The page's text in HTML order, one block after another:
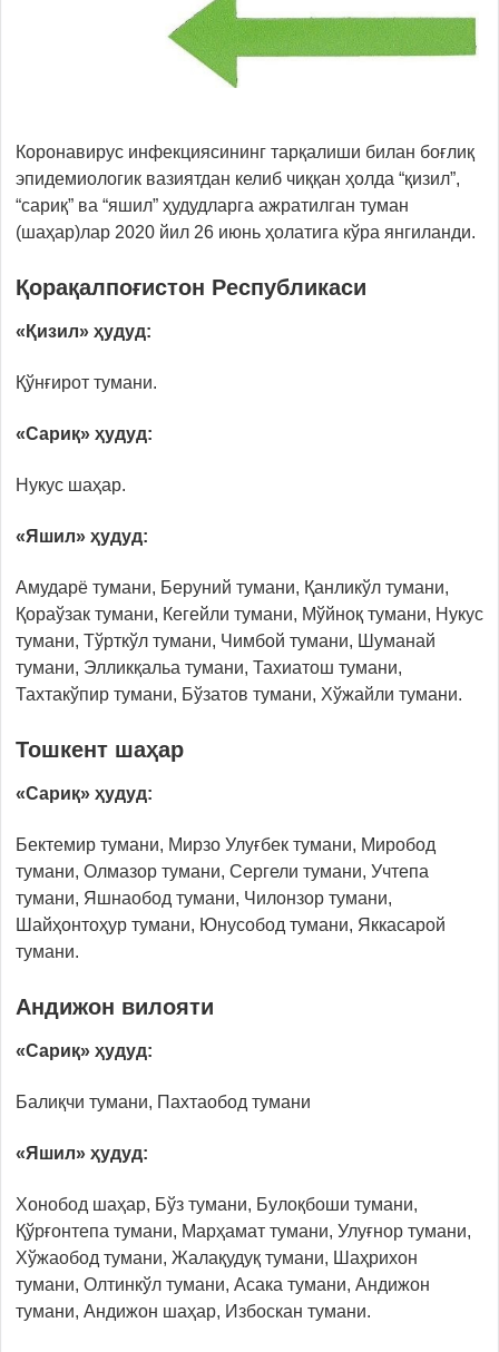
Коронавирус инфекциясининг тарқалиши билан боғлиқ
эпидемиологик вазиятдан келиб чиққан ҳолда “қизил”,
“сариқ” ва “яшил” ҳудудларга ажратилган туман
(шаҳар)лар 2020 йил 26 июнь ҳолатига кўра янгиланди.
Қорақалпоғистон Республикаси
«Қизил» ҳудуд:
Қўнғирот тумани.
«Сариқ» ҳудуд:
Нукус шаҳар.
«Яшил» ҳудуд:
Амударё тумани, Беруний тумани, Қанликўл тумани,
Қораўзак тумани, Кегейли тумани, Мўйноқ тумани, Нукус
тумани, Тўрткўл тумани, Чимбой тумани, Шуманай
тумани, Элликқальа тумани, Тахиатош тумани,
Тахтакўпир тумани, Бўзатов тумани, Хўжайли тумани.
Тошкент шаҳар
«Сариқ» ҳудуд:
Бектемир тумани, Мирзо Улуғбек тумани, Миробод
тумани, Олмазор тумани, Сергели тумани, Учтепа
тумани, Яшнаобод тумани, Чилонзор тумани,
Шайҳонтоҳур тумани, Юнусобод тумани, Яккасарой
тумани.
Андижон вилояти
«Сариқ» ҳудуд:
Балиқчи тумани, Пахтаобод тумани
«Яшил» ҳудуд:
Хонобод шаҳар, Бўз тумани, Булоқбоши тумани,
Қўрғонтепа тумани, Марҳамат тумани, Улуғнор тумани,
Хўжаобод тумани, Жалақудуқ тумани, Шаҳрихон
тумани, Олтинкўл тумани, Асака тумани, Андижон
тумани, Андижон шаҳар, Избоскан тумани.